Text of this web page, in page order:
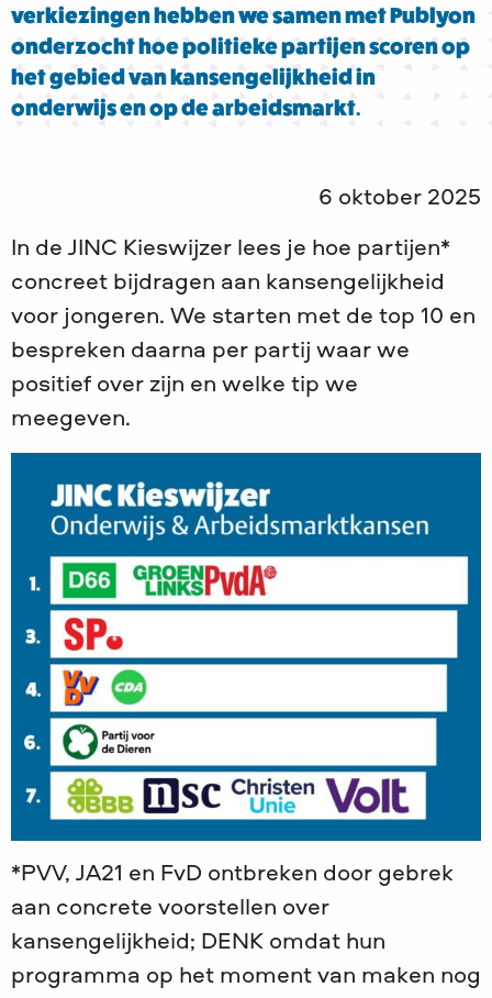
verkiezingen hebben we samen met Publyon
onderzocht hoe politieke partijen scoren op
het gebied van kansengelijkheid in
onderwijs en op de arbeidsmarkt.
6 oktober 2025
In de JINC Kieswijzer lees je hoe partijen*
concreet bijdragen aan kansengelijkheid
voor jongeren. We starten met de top 10 en
bespreken daarna per partij waar we
positief over zijn en welke tip we
meegeven.
*PVV, JA21 en FvD ontbreken door gebrek
aan concrete voorstellen over
kansengelijkheid; DENK omdat hun
programma op het moment van maken nog